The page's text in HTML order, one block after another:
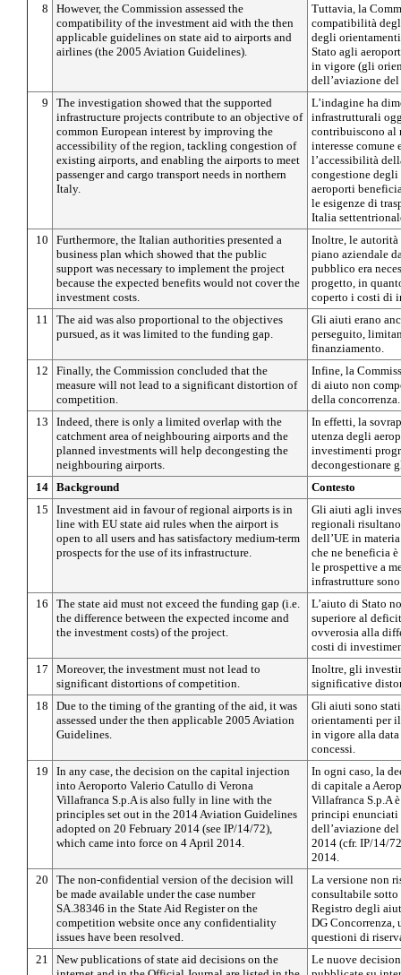
8
However, the Commission assessed the
compatibility of the investment aid with the then
applicable guidelines on state aid to airports and
airlines (the 2005 Aviation Guidelines).
Tuttavia, la
compatibilità
degli
Stato agli
in vigore (gli
dell’aviazione
9
The investigation showed that the supported
infrastructure projects contribute to an objective of
common European interest by improving the
accessibility of the region, tackling congestion of
existing airports, and enabling the airports to meet
passenger and cargo transport needs in northern
Italy.
L’indagine ha
infrastrutturali
contribuiscono
interesse
l’accessibilità
congestione
aeroporti
le esigenze di
Italia
10
Furthermore, the Italian authorities presented a
business plan which showed that the public
support was necessary to implement the project
because the expected benefits would not cover the
investment costs.
Inoltre, le autorità
piano aziendale
pubblico era
progetto, in
coperto i costi di
11
The aid was also proportional to the objectives
pursued, as it was limited to the funding gap.
Gli aiuti erano
perseguito,
finanziamento.
12
Finally, the Commission concluded that the
measure will not lead to a significant distortion of
competition.
Infine, la
di aiuto non
della concorrenza.
13
Indeed, there is only a limited overlap with the
catchment area of neighbouring airports and the
planned investments will help decongesting the
neighbouring airports.
In effetti, la
utenza degli
investimenti
decongestionare
14 Background
Contesto
15
Investment aid in favour of regional airports is in
line with EU state aid rules when the airport is
open to all users and has satisfactory medium-term
prospects for the use of its infrastructure.
Gli aiuti agli
regionali
dell’UE in
che ne beneficia
le prospettive a
infrastrutture
16
The state aid must not exceed the funding gap (i.e.
the difference between the expected income and
the investment costs) of the project.
L’aiuto di Stato
superiore al
ovverosia alla
costi di
17
Moreover, the investment must not lead to
significant distortions of competition.
Inoltre, gli
significative
18
Due to the timing of the granting of the aid, it was
assessed under the then applicable 2005 Aviation
Guidelines.
Gli aiuti sono
orientamenti per
in vigore alla
concessi.
19
In any case, the decision on the capital injection
into Aeroporto Valerio Catullo di Verona
Villafranca S.p.A is also fully in line with the
principles set out in the 2014 Aviation Guidelines
adopted on 20 February 2014 (see IP/14/72),
which came into force on 4 April 2014.
In ogni caso, la
di capitale a
Villafranca S.p.A
principi enunciati
dell’aviazione
2014 (cfr. IP/14/
2014.
20
The non-confidential version of the decision will
be made available under the case number
SA.38346 in the State Aid Register on the
competition website once any confidentiality
issues have been resolved.
La versione non
consultabile
Registro degli
DG
questioni di
21
New publications of state aid decisions on the
Le nuove